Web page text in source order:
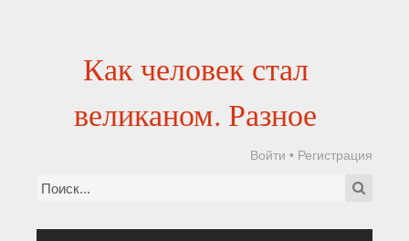
Как человек стал
великаном. Разное
Войти • Регистрация